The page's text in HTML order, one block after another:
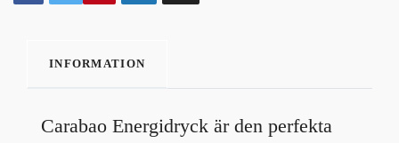
INFORMATION
Carabao Energidryck är den perfekta